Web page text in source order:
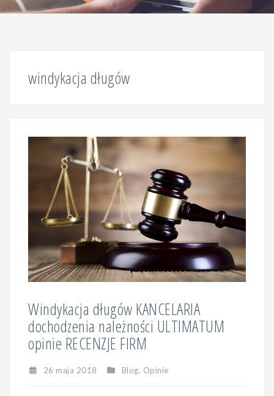
windykacja długów
Windykacja długów KANCELARIA
dochodzenia należności ULTIMATUM
opinie RECENZJE FIRM
26 maja 2018 Blog, Opinie